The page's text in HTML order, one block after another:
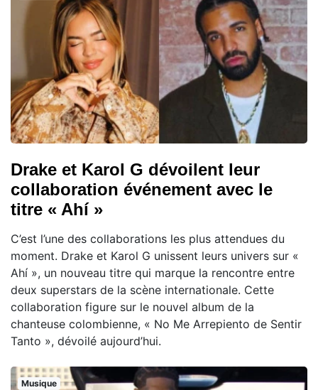
Drake et Karol G dévoilent leur
collaboration événement avec le
titre « Ahí »
C’est l’une des collaborations les plus attendues du
moment. Drake et Karol G unissent leurs univers sur «
Ahí », un nouveau titre qui marque la rencontre entre
deux superstars de la scène internationale. Cette
collaboration figure sur le nouvel album de la
chanteuse colombienne, « No Me Arrepiento de Sentir
Tanto », dévoilé aujourd’hui.
Musique